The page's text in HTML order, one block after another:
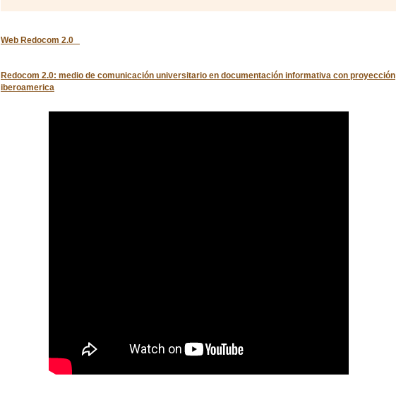
Web Redocom 2.0
Redocom 2.0: medio de comunicación universitario en documentación informativa con proyección
iberoamerica